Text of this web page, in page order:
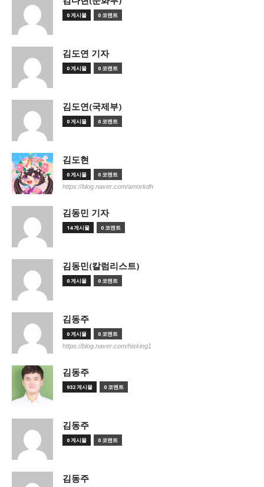
0 게시물 0 코멘트
김도연 기자
0 게시물 0 코멘트
김도연(국제부)
0 게시물 0 코멘트
김도현
0 게시물 0 코멘트
https://blog.naver.com/amorkdh
김동민 기자
14 게시물 0 코멘트
김동민(칼럼리스트)
0 게시물 0 코멘트
김동주
0 게시물 0 코멘트
https://blog.naver.com/hisking1
김동주
932 게시물 0 코멘트
김동주
0 게시물 0 코멘트
김동주